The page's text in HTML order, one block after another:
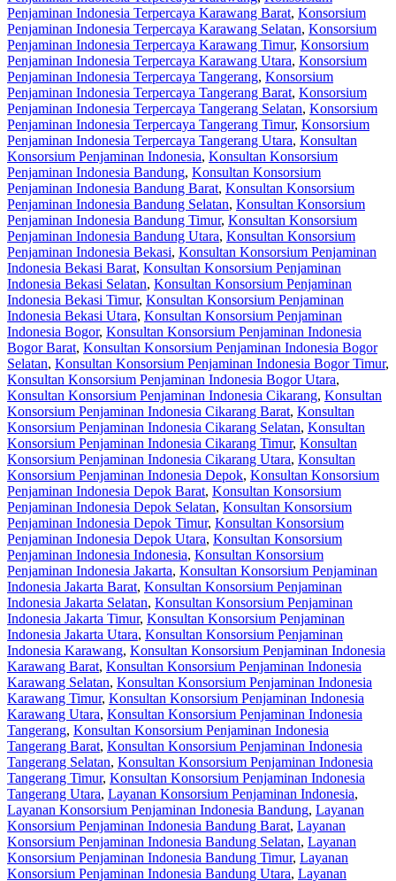
Penjaminan Indonesia Terpercaya Karawang Barat, Konsorsium
Penjaminan Indonesia Terpercaya Karawang Selatan, Konsorsium
Penjaminan Indonesia Terpercaya Karawang Timur, Konsorsium
Penjaminan Indonesia Terpercaya Karawang Utara, Konsorsium
Penjaminan Indonesia Terpercaya Tangerang, Konsorsium
Penjaminan Indonesia Terpercaya Tangerang Barat, Konsorsium
Penjaminan Indonesia Terpercaya Tangerang Selatan, Konsorsium
Penjaminan Indonesia Terpercaya Tangerang Timur, Konsorsium
Penjaminan Indonesia Terpercaya Tangerang Utara, Konsultan
Konsorsium Penjaminan Indonesia, Konsultan Konsorsium
Penjaminan Indonesia Bandung, Konsultan Konsorsium
Penjaminan Indonesia Bandung Barat, Konsultan Konsorsium
Penjaminan Indonesia Bandung Selatan, Konsultan Konsorsium
Penjaminan Indonesia Bandung Timur, Konsultan Konsorsium
Penjaminan Indonesia Bandung Utara, Konsultan Konsorsium
Penjaminan Indonesia Bekasi, Konsultan Konsorsium Penjaminan
Indonesia Bekasi Barat, Konsultan Konsorsium Penjaminan
Indonesia Bekasi Selatan, Konsultan Konsorsium Penjaminan
Indonesia Bekasi Timur, Konsultan Konsorsium Penjaminan
Indonesia Bekasi Utara, Konsultan Konsorsium Penjaminan
Indonesia Bogor, Konsultan Konsorsium Penjaminan Indonesia
Bogor Barat, Konsultan Konsorsium Penjaminan Indonesia Bogor
Selatan, Konsultan Konsorsium Penjaminan Indonesia Bogor Timur,
Konsultan Konsorsium Penjaminan Indonesia Bogor Utara,
Konsultan Konsorsium Penjaminan Indonesia Cikarang, Konsultan
Konsorsium Penjaminan Indonesia Cikarang Barat, Konsultan
Konsorsium Penjaminan Indonesia Cikarang Selatan, Konsultan
Konsorsium Penjaminan Indonesia Cikarang Timur, Konsultan
Konsorsium Penjaminan Indonesia Cikarang Utara, Konsultan
Konsorsium Penjaminan Indonesia Depok, Konsultan Konsorsium
Penjaminan Indonesia Depok Barat, Konsultan Konsorsium
Penjaminan Indonesia Depok Selatan, Konsultan Konsorsium
Penjaminan Indonesia Depok Timur, Konsultan Konsorsium
Penjaminan Indonesia Depok Utara, Konsultan Konsorsium
Penjaminan Indonesia Indonesia, Konsultan Konsorsium
Penjaminan Indonesia Jakarta, Konsultan Konsorsium Penjaminan
Indonesia Jakarta Barat, Konsultan Konsorsium Penjaminan
Indonesia Jakarta Selatan, Konsultan Konsorsium Penjaminan
Indonesia Jakarta Timur, Konsultan Konsorsium Penjaminan
Indonesia Jakarta Utara, Konsultan Konsorsium Penjaminan
Indonesia Karawang, Konsultan Konsorsium Penjaminan Indonesia
Karawang Barat, Konsultan Konsorsium Penjaminan Indonesia
Karawang Selatan, Konsultan Konsorsium Penjaminan Indonesia
Karawang Timur, Konsultan Konsorsium Penjaminan Indonesia
Karawang Utara, Konsultan Konsorsium Penjaminan Indonesia
Tangerang, Konsultan Konsorsium Penjaminan Indonesia
Tangerang Barat, Konsultan Konsorsium Penjaminan Indonesia
Tangerang Selatan, Konsultan Konsorsium Penjaminan Indonesia
Tangerang Timur, Konsultan Konsorsium Penjaminan Indonesia
Tangerang Utara, Layanan Konsorsium Penjaminan Indonesia,
Layanan Konsorsium Penjaminan Indonesia Bandung, Layanan
Konsorsium Penjaminan Indonesia Bandung Barat, Layanan
Konsorsium Penjaminan Indonesia Bandung Selatan, Layanan
Konsorsium Penjaminan Indonesia Bandung Timur, Layanan
Konsorsium Penjaminan Indonesia Bandung Utara, Layanan